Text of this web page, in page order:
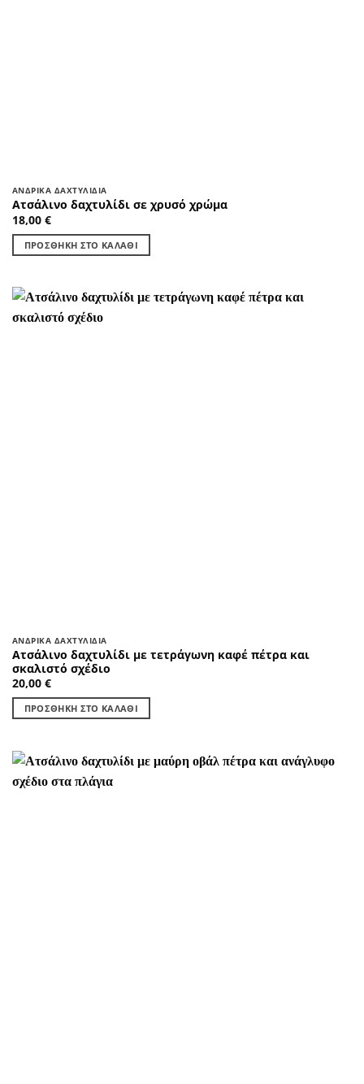
ΑΝΔΡΙΚΆ ΔΑΧΤΥΛΊΔΙΑ
Ατσάλινο δαχτυλίδι σε χρυσό χρώμα
18,00 €
ΠΡΟΣΘΉΚΗ ΣΤΟ ΚΑΛΆΘΙ
ΑΝΔΡΙΚΆ ΔΑΧΤΥΛΊΔΙΑ
Ατσάλινο δαχτυλίδι με τετράγωνη καφέ πέτρα και
σκαλιστό σχέδιο
20,00 €
ΠΡΟΣΘΉΚΗ ΣΤΟ ΚΑΛΆΘΙ